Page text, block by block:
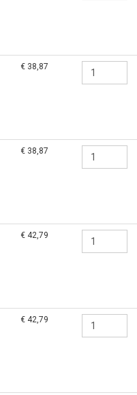
€ 38,87
€ 38,87
€ 42,79
€ 42,79